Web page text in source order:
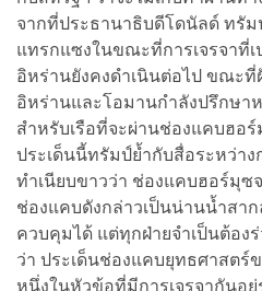
จากที่ประธานาธิบดีโดนัลด์ ทรัม
แทรกแซงในขณะที่การเจรจาที่เ
อิหร่านยังคงดำเนินต่อไป ขณะที่
อิหร่านและโอมานกำลังปรึกษา
สำหรับเรือที่จะผ่านช่องแคบฮอ
ประเด็นนี้ทรัมป์ย้ำกับสื่อระหว่า
ทำเนียบขาวว่า ช่องแคบฮอร์มุซ
ช่องแคบดังกล่าวเป็นน่านน้ำสา
ควบคุมได้ แต่ทุกฝ่ายจำเป็นต้อง
ว่า ประเด็นช่องแคบยุทธศาสตร์
หนึ่งในหัวข้อที่มีการเจรจากันอ